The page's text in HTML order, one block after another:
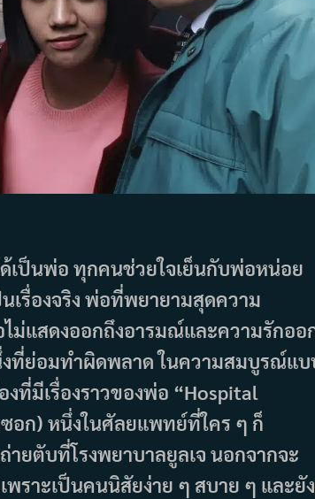
เป็นพ่อ ทุกคนช่วยใจเย็นกับพ่อหน่อย
นเรื่องจริง พ่อที่พยายามสุดความ
ม่แสดงออกถึงอารมณ์และความรักออ
ที่ย่อมทำผิดพลาด ในความสมบูรณ์แ
ที่มีเรื่องราวของพ่อ “Hospital
อก) หนึ่งในศัลยแพทย์ที่ใคร ๆ ก็
ยตับที่โรงพยาบาลยูลเจ นอกจากจะ
ราะเป็นคนนิสัยง่าย ๆ สบาย ๆ และยัง